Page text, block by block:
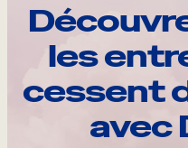
les
cessent
avec